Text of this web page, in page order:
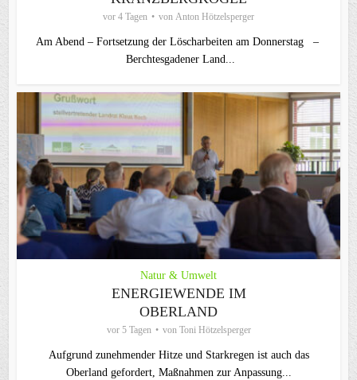
vor 4 Tagen von Anton Hötzelsperger
Am Abend – Fortsetzung der Löscharbeiten am Donnerstag –
Berchtesgadener Land...
Natur & Umwelt
ENERGIEWENDE IM
OBERLAND
vor 5 Tagen von Toni Hötzelsperger
Aufgrund zunehmender Hitze und Starkregen ist auch das
Oberland gefordert, Maßnahmen zur Anpassung...